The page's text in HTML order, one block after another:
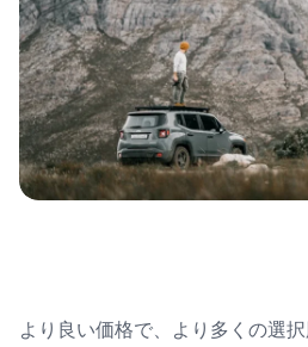
より良い価格で、より多くの選